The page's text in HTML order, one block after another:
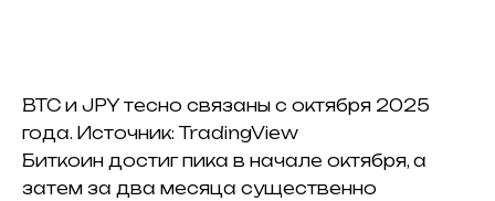
BTC и JPY тесно связаны с октября 2025
года. Источник: TradingView
Биткоин достиг пика в начале октября, а
затем за два месяца существенно